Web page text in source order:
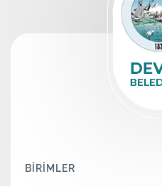
BİRİMLER